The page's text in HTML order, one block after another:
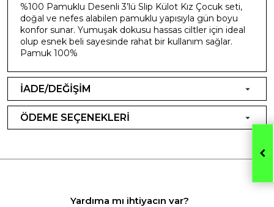
%100 Pamuklu Desenli 3’lü Slip Külot Kız Çocuk seti,
doğal ve nefes alabilen pamuklu yapısıyla gün boyu
konfor sunar. Yumuşak dokusu hassas ciltler için ideal
olup esnek beli sayesinde rahat bir kullanım sağlar.
Pamuk 100%
İADE/DEĞİŞİM
ÖDEME SEÇENEKLERİ
Yardıma mı ihtiyacın var?